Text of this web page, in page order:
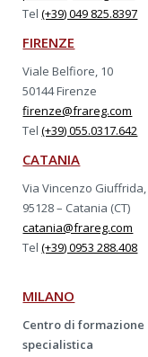
Tel(+39) 049 825.8397
FIRENZE
Viale Belfiore, 10
50144 Firenze
firenze@frareg.com
Tel(+39) 055.0317.642
CATANIA
Via Vincenzo Giuffrida,
95128 – Catania (CT)
catania@frareg.com
Tel(+39) 0953 288.408
MILANO
Centro di formazione
specialistica